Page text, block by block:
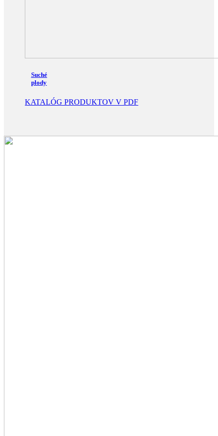
Suché
plody
KATALÓG PRODUKTOV V PDF